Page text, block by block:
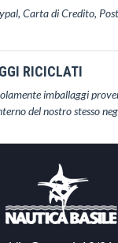
Carta di Credito,
RICICLATI
imballaggi
del nostro stesso